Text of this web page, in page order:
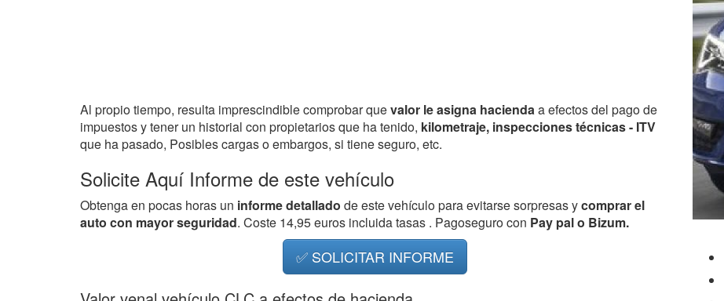
Al propio tiempo, resulta imprescindible comprobar quevalor le asigna haciendaa efectos del pago de
impuestos y tener un historial con propietarios que ha tenido, kilometraje, inspecciones técnicas - ITV
que ha pasado, Posibles cargas o embargos, si tiene seguro, etc.
Solicite Aquí Informe de este vehículo
Obtenga en pocas horas un informe detallado de este vehículo para evitarse sorpresas ycomprar el
auto con mayor seguridad. Coste 14,95 euros incluida tasas . Pagoseguro con Pay pal o Bizum.
✅ SOLICITAR INFORME